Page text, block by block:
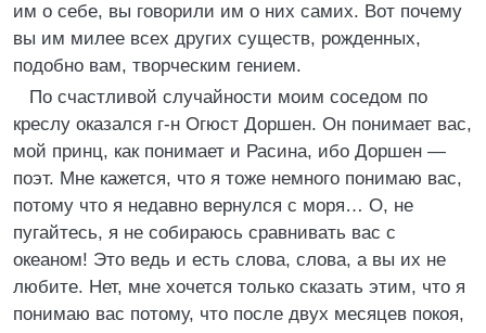
им о себе, вы говорили им о них самих. Вот почему
вы им милее всех других существ, рожденных,
подобно вам, творческим гением.
По счастливой случайности моим соседом по
креслу оказался г-н Огюст Доршен. Он понимает вас,
мой принц, как понимает и Расина, ибо Доршен —
поэт. Мне кажется, что я тоже немного понимаю вас,
потому что я недавно вернулся с моря… О, не
пугайтесь, я не собираюсь сравнивать вас с
океаном! Это ведь и есть слова, слова, а вы их не
любите. Нет, мне хочется только сказать этим, что я
понимаю вас потому, что после двух месяцев покоя,